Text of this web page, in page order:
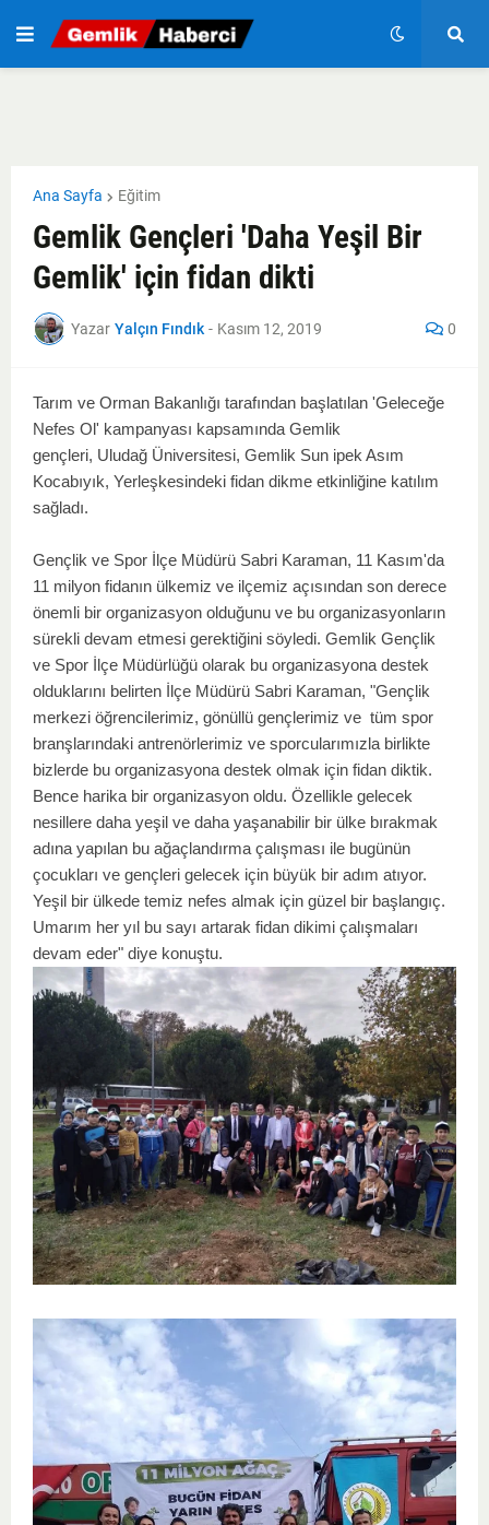
Ana Sayfa Eğitim
Gemlik Gençleri 'Daha Yeşil Bir
Gemlik' için fidan dikti
Yazar Yalçın Fındık - Kasım 12, 2019 0
Tarım ve Orman Bakanlığı tarafından başlatılan 'Geleceğe
Nefes Ol' kampanyası kapsamında Gemlik
gençleri, Uludağ Üniversitesi, Gemlik Sun ipek Asım
Kocabıyık, Yerleşkesindeki fidan dikme etkinliğine katılım
sağladı.
Gençlik ve Spor İlçe Müdürü Sabri Karaman, 11 Kasım'da
11 milyon fidanın ülkemiz ve ilçemiz açısından son derece
önemli bir organizasyon olduğunu ve bu organizasyonların
sürekli devam etmesi gerektiğini söyledi. Gemlik Gençlik
ve Spor İlçe Müdürlüğü olarak bu organizasyona destek
olduklarını belirten İlçe Müdürü Sabri Karaman, "Gençlik
merkezi öğrencilerimiz, gönüllü gençlerimiz ve tüm spor
branşlarındaki antrenörlerimiz ve sporcularımızla birlikte
bizlerde bu organizasyona destek olmak için fidan diktik.
Bence harika bir organizasyon oldu. Özellikle gelecek
nesillere daha yeşil ve daha yaşanabilir bir ülke bırakmak
adına yapılan bu ağaçlandırma çalışması ile bugünün
çocukları ve gençleri gelecek için büyük bir adım atıyor.
Yeşil bir ülkede temiz nefes almak için güzel bir başlangıç.
Umarım her yıl bu sayı artarak fidan dikimi çalışmaları
devam eder" diye konuştu.